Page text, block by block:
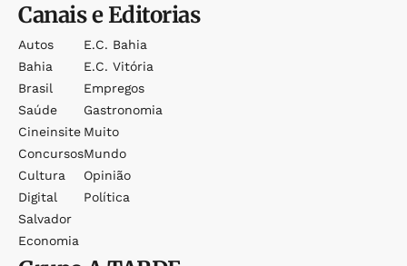
Canais e Editorias
Autos
Bahia
Brasil
Saúde
Cineinsite
Concursos
Cultura
Digital
Salvador
Economia
E.c. Bahia
E.c. Vitória
Empregos
Gastronomia
Muito
Mundo
Opinião
Política